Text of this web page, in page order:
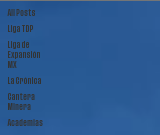
All Posts
Liga TDP
Liga de
Expansión
MX
La Crónica
Cantera
Minera
Academias